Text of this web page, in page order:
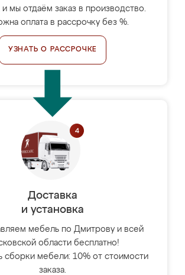
и мы отдаём заказ в производство.
оплата в рассрочку без %.
УЗНАТЬ О РАССРОЧКЕ
Доставка
и установка
мебель по Дмитрову и всей
области бесплатно!
сборки мебели: 10% от стоимости
заказа.